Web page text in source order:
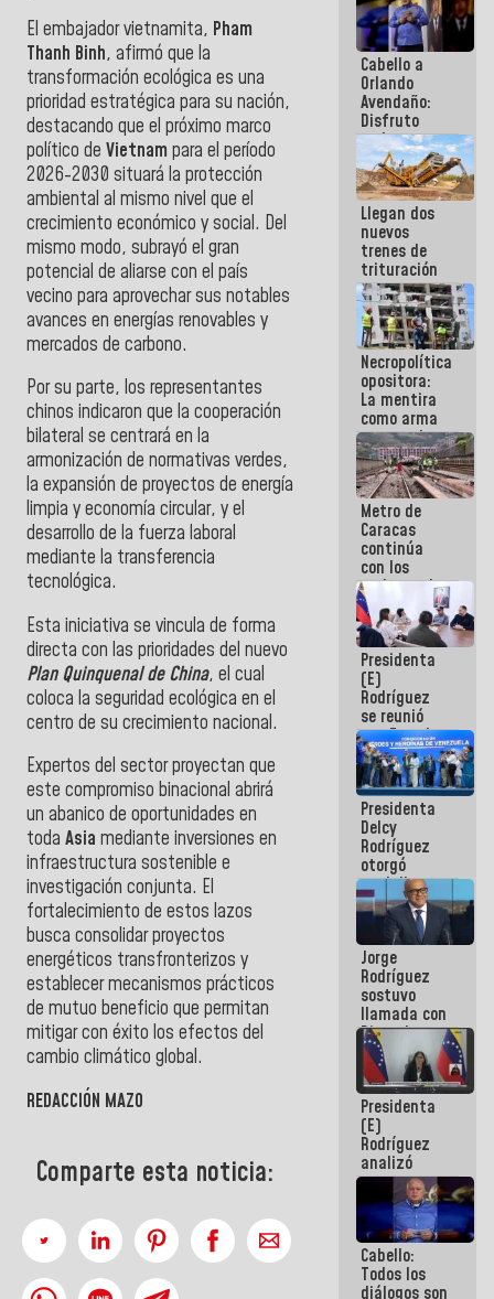
​El embajador vietnamita, Pham
Thanh Binh, afirmó que la
transformación ecológica es una
prioridad estratégica para su nación,
destacando que el próximo marco
político de Vietnam para el período
2026-2030 situará la protección
ambiental al mismo nivel que el
crecimiento económico y social. Del
mismo modo, subrayó el gran
potencial de aliarse con el país
vecino para aprovechar sus notables
avances en energías renovables y
mercados de carbono.
​Por su parte, los representantes
chinos indicaron que la cooperación
bilateral se centrará en la
armonización de normativas verdes,
la expansión de proyectos de energía
limpia y economía circular, y el
desarrollo de la fuerza laboral
mediante la transferencia
tecnológica.
Esta iniciativa se vincula de forma
directa con las prioridades del nuevo
Plan Quinquenal de China, el cual
coloca la seguridad ecológica en el
centro de su crecimiento nacional.
​Expertos del sector proyectan que
este compromiso binacional abrirá
un abanico de oportunidades en
toda Asia mediante inversiones en
infraestructura sostenible e
investigación conjunta. El
fortalecimiento de estos lazos
busca consolidar proyectos
energéticos transfronterizos y
establecer mecanismos prácticos
de mutuo beneficio que permitan
mitigar con éxito los efectos del
cambio climático global.
REDACCIÓN MAZO
Comparte esta noticia:
Cabello a
Orlando
Avendaño:
Disfruto
cada vez
que escribes
porque lo
que haces
es
embarrarla
Llegan dos
nuevos
trenes de
trituración
para
optimizar
manejo de
escombros
en La Guaira
Necropolítica
opositora:
La mentira
como arma
contra el
Pueblo
Metro de
Caracas
continúa
con los
trabajos de
mantenimiento
e inspección
en la Línea 2
Presidenta
(E)
Rodríguez
se reunió
con Estado
Mayor
Eléctrico
para
abordar
planes de
acción
Presidenta
Delcy
Rodríguez
otorgó
medalla
"Héroe de
Venezuela"
a servidores
públicos
Jorge
Rodríguez
sostuvo
llamada con
Dinorah
Figuera y
acuerdan
primer
encuentro
presencial
para el
diálogo
Presidenta
(E)
Rodríguez
analizó
junto a
gobernadores
planes de
recuperación
del Sistema
Eléctrico
Cabello:
Todos los
diálogos son